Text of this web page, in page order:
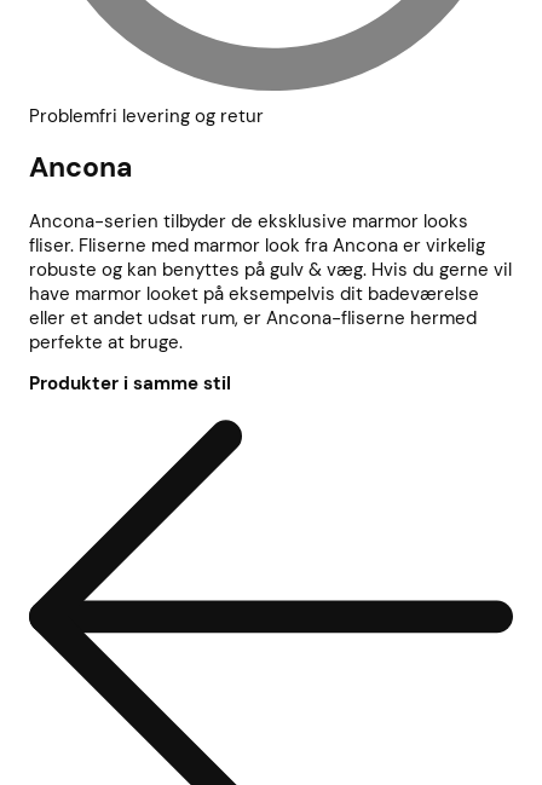
Problemfri levering og retur
Ancona
Ancona-serien tilbyder de eksklusive marmor looks
fliser. Fliserne med marmor look fra Ancona er virkelig
robuste og kan benyttes på gulv & væg. Hvis du gerne vil
have marmor looket på eksempelvis dit badeværelse
eller et andet udsat rum, er Ancona-fliserne hermed
perfekte at bruge.
Produkter i samme stil